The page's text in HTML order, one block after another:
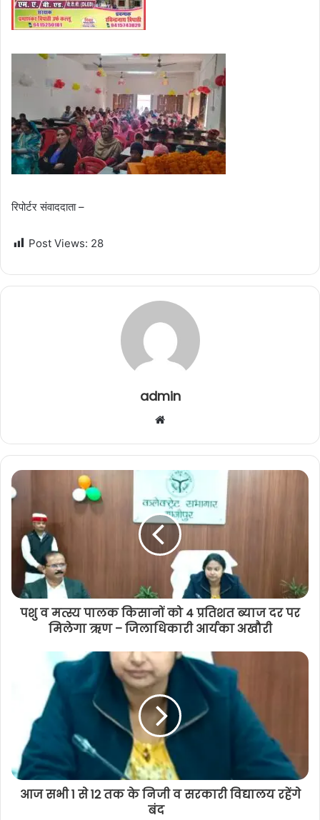
रिपोर्टर संवाददाता –
Post Views: 28
admin
b
s
t
e
पशु व मत्स्य पालक किसानों को 4 प्रतिशत ब्याज दर पर
मिलेगा ऋण – जिलाधिकारी आर्यका अखौरी
आज सभी 1 से 12 तक के निजी व सरकारी विद्यालय रहेंगे
बंद